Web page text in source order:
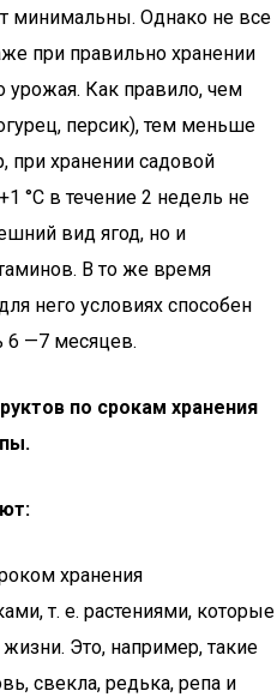
минимальны. Однако не все
при правильно хранении
урожая. Как правило, чем
персик), тем меньше
при хранении садовой
°С в течение 2 недель не
вид ягод, но и
В то же время
него условиях способен
6 —7 месяцев.
по срокам хранения
хранения
т. е. растениями, которые
Это, например, такие
свекла, редька, репа и